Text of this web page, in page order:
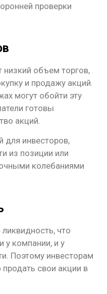
проверки
объем торгов,
и продажу акций.
могут обойти эту
готовы
акций.
для инвесторов,
из позиции или
колебаниями
что
у компании, и у
Поэтому инвесторам
свои акции в